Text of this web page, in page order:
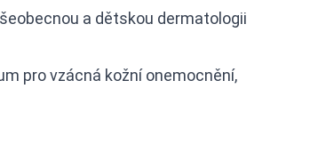
a dětskou dermatologii
pro vzácná kožní onemocnění,